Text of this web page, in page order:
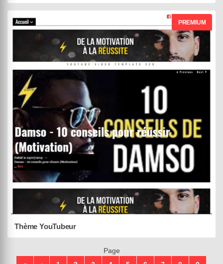
Thème YouTubeur
PREMIUM
Withemes Black Panda
ACHETER (55,00 €)
02 août 2019
Page